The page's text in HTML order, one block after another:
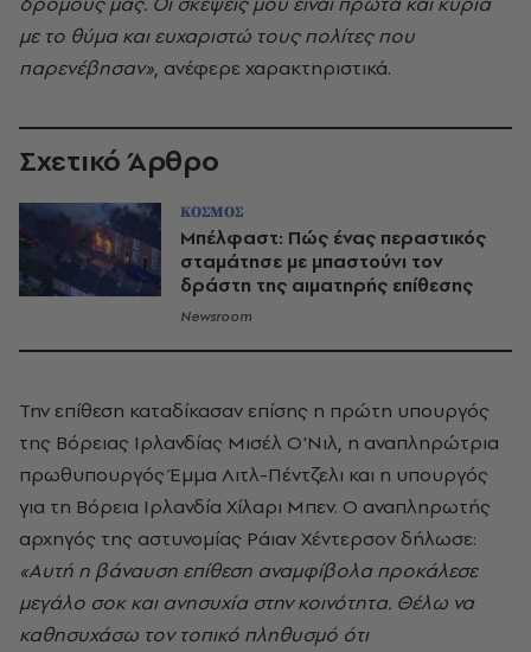
με το θύμα και ευχαριστώ τους πολίτες που
παρενέβησαν», ανέφερε χαρακτηριστικά.
Σχετικό Άρθρο
ΚΟΣΜΟΣ
Μπέλφαστ: Πώς ένας περαστικός
σταμάτησε με μπαστούνι τον
δράστη της αιματηρής επίθεσης
Newsroom
Την επίθεση καταδίκασαν επίσης η πρώτη υπουργός
της Βόρειας Ιρλανδίας Μισέλ Ο'Νιλ, η αναπληρώτρια
πρωθυπουργός Έμμα Λιτλ-Πέντζελι και η υπουργός
για τη Βόρεια Ιρλανδία Χίλαρι Μπεν. Ο αναπληρωτής
αρχηγός της αστυνομίας Ράιαν Χέντερσον δήλωσε:
«Αυτή η βάναυση επίθεση αναμφίβολα προκάλεσε
μεγάλο σοκ και ανησυχία στην κοινότητα. Θέλω να
καθησυχάσω τον τοπικό πληθυσμό ότι